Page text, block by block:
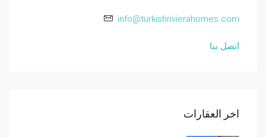
info@turkishrivierahomes.com
اتصل بنا
اخر العقارات